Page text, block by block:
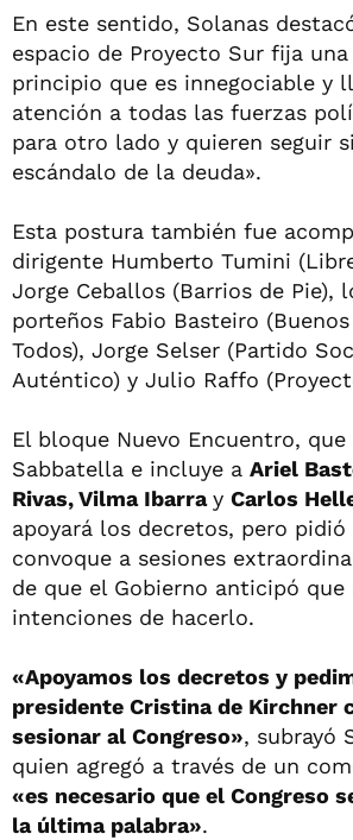
En este sentido, Solanas
espacio de Proyecto Sur fija
principio que es innegociable y
atención a todas las fuerzas
para otro lado y quieren seguir
escándalo de la deuda».
Esta postura también fue
dirigente Humberto Tumini
Jorge Ceballos (Barrios de Pie),
porteños Fabio Basteiro
Todos), Jorge Selser (Partido
Auténtico) y Julio Raffo
El bloque Nuevo Encuentro, que
Sabbatella e incluye a Ariel
Rivas, Vilma Ibarray Carlos
apoyará los decretos, pero pidió
convoque a sesiones
de que el Gobierno anticipó
intenciones de hacerlo.
«Apoyamos los decretos y
presidente Cristina de Kirchner
sesionar al Congreso», subrayó
quien agregó a través de un
«es necesario que el Congreso
la última palabra».